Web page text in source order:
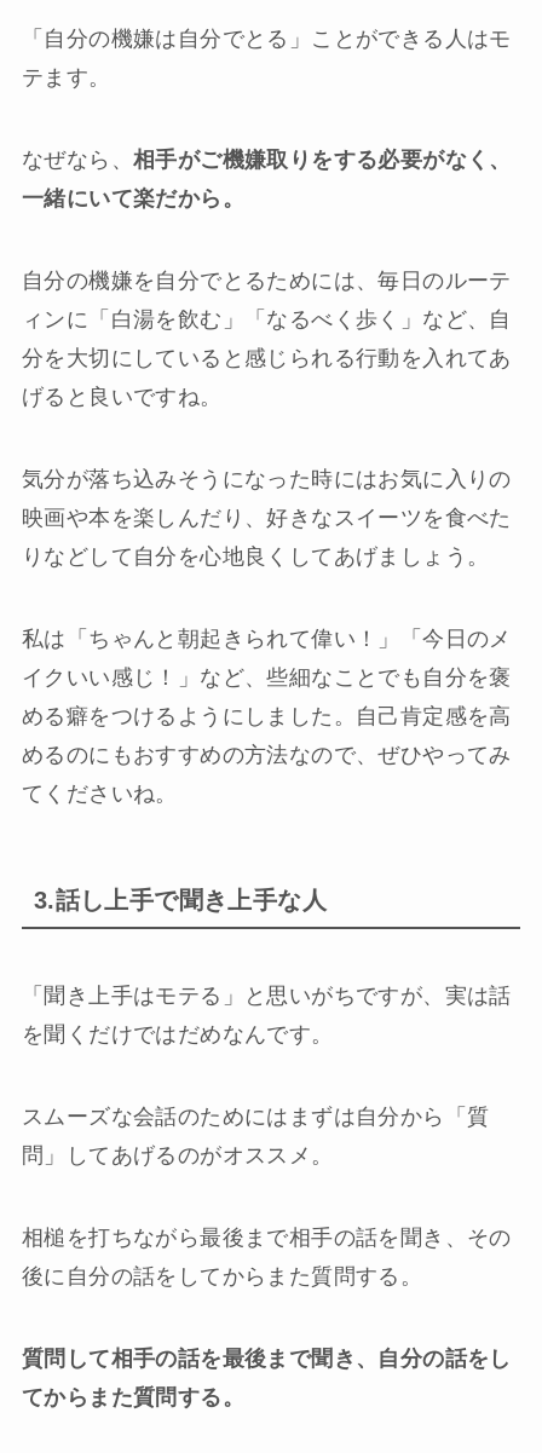
「自分の機嫌は自分でとる」ことができる人はモ
テます。
なぜなら、 相手がご機嫌取りをする必要がなく、
一緒にいて楽だから。
自分の機嫌を自分でとるためには、毎日のルーテ
ィンに「白湯を飲む」「なるべく歩く」など、自
分を大切にしていると感じられる行動を入れてあ
げると良いですね。
気分が落ち込みそうになった時にはお気に入りの
映画や本を楽しんだり、好きなスイーツを食べた
りなどして自分を心地良くしてあげましょう。
私は「ちゃんと朝起きられて偉い！」「今日のメ
イクいい感じ！」など、些細なことでも自分を褒
める癖をつけるようにしました。自己肯定感を高
めるのにもおすすめの方法なので、ぜひやってみ
てくださいね。
3.話し上手で聞き上手な人
「聞き上手はモテる」と思いがちですが、実は話
を聞くだけではだめなんです。
スムーズな会話のためにはまずは自分から「質
問」してあげるのがオススメ。
相槌を打ちながら最後まで相手の話を聞き、その
後に自分の話をしてからまた質問する。
質問して相手の話を最後まで聞き、自分の話をし
てからまた質問する。